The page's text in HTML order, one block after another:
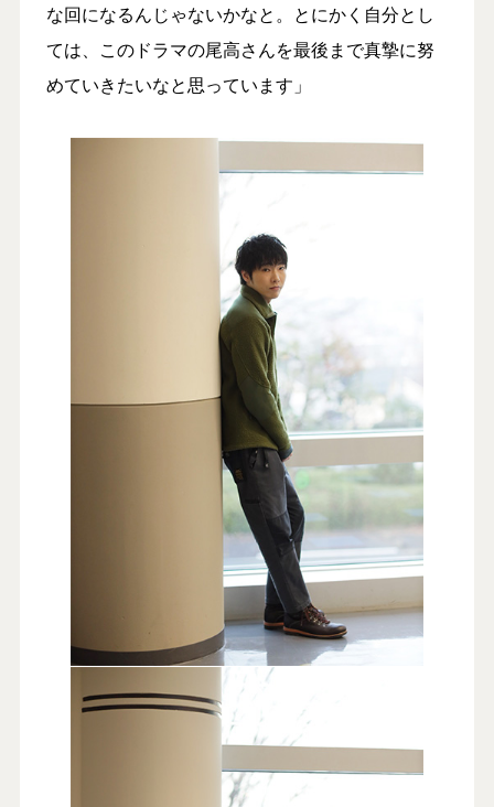
な回になるんじゃないかなと。とにかく自分とし
ては、このドラマの尾高さんを最後まで真摯に努
めていきたいなと思っています」